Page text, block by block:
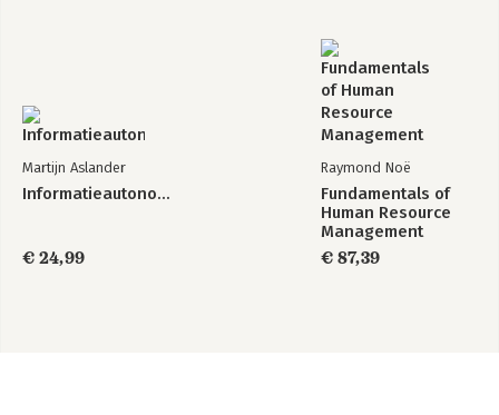
Martijn Aslander
Informatieautonomie
€ 24,99
Raymond Noë
Fundamentals of
Human Resource
Management
€ 87,39